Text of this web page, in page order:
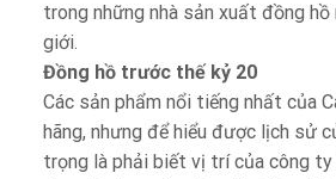
trong những nhà sản xuất đồng
giới.
Đồng hồ trước thế kỷ 20
Các sản phẩm nổi tiếng nhất của
hãng, nhưng để hiểu được lịch sử
trọng là phải biết vị trí của công